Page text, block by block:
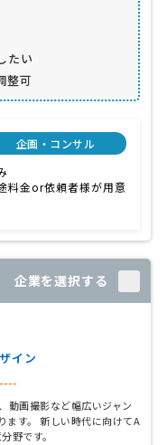
たい
整可
企画・コンサル
料金or依頼者様が用意
企業を選択する
イン
動画撮影など幅広いジャン
ます。 新しい時代に向けてA
野です。